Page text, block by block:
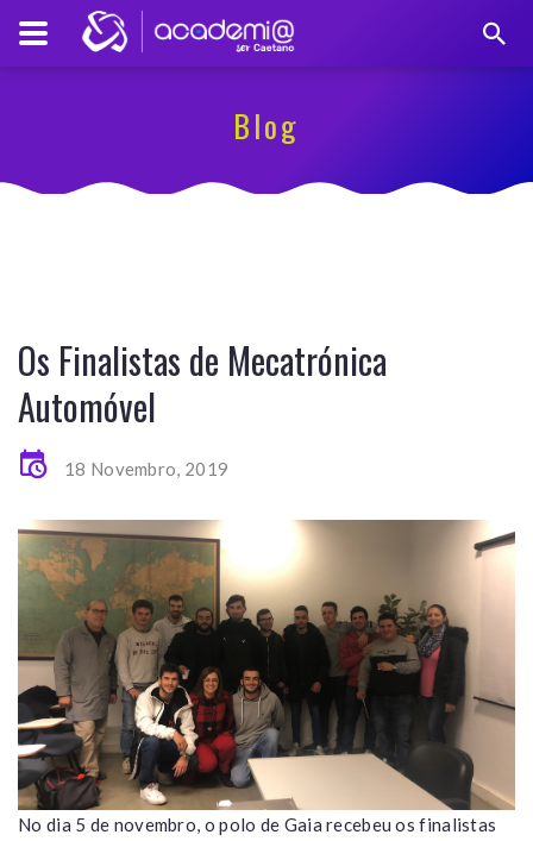
Blog
Os Finalistas de Mecatrónica
Automóvel
18 Novembro, 2019
No dia 5 de novembro, o polo de Gaia recebeu os finalistas